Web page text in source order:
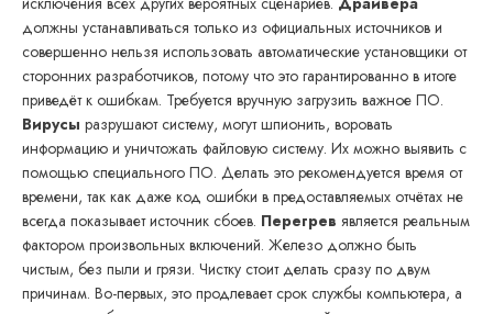
должны устанавливаться только из официальных источников и
совершенно нельзя использовать автоматические установщики от
сторонних разработчиков, потому что это гарантированно в итоге
приведёт к ошибкам. Требуется вручную загрузить важное ПО.
Вирусы разрушают систему, могут шпионить, воровать
информацию и уничтожать файловую систему. Их можно выявить с
помощью специального ПО. Делать это рекомендуется время от
времени, так как даже код ошибки в предоставляемых отчётах не
всегда показывает источник сбоев. Перегрев является реальным
фактором произвольных включений. Железо должно быть
чистым, без пыли и грязи. Чистку стоит делать сразу по двум
причинам. Во-первых, это продлевает срок службы компьютера, а